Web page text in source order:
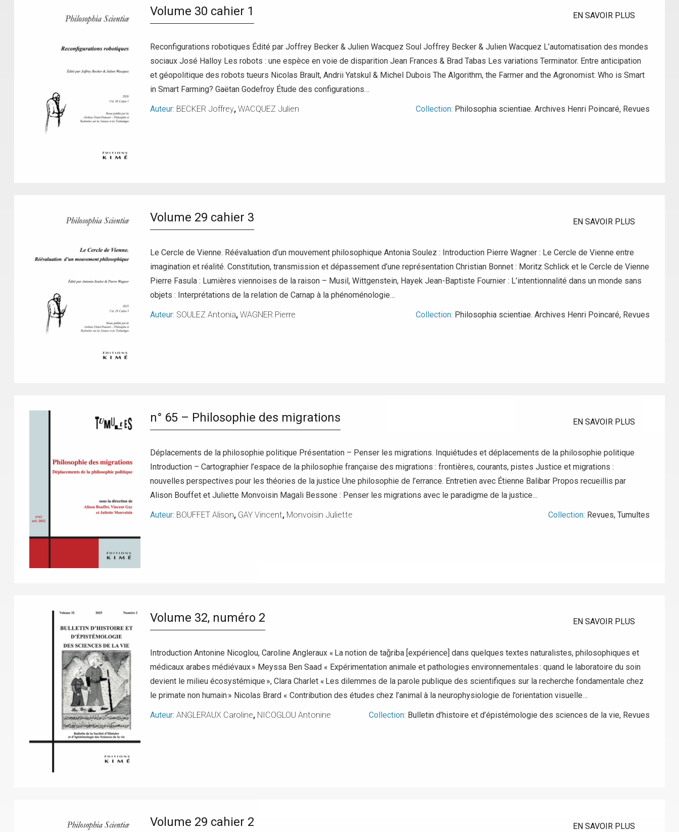
Volume 30 cahier 1 EN SAVOIR PLUS
Reconfigurations robotiques Édité par Joffrey Becker & Julien Wacquez Soul Joffrey Becker & Julien Wacquez L’automatisation des mondes
sociaux José Halloy Les robots : une espèce en voie de disparition Jean Frances & Brad Tabas Les variations Terminator. Entre anticipation
et géopolitique des robots tueurs Nicolas Brault, Andrii Yatskul & Michel Dubois The Algorithm, the Farmer and the Agronomist: Who is Smart
in Smart Farming? Gaëtan Godefroy Étude des configurations…
Auteur: BECKER Joffrey,WACQUEZ Julien Collection: Philosophia scientiae. Archives Henri Poincaré, Revues
Volume 29 cahier 3 EN SAVOIR PLUS
Le Cercle de Vienne. Réévaluation d’un mouvement philosophique Antonia Soulez : Introduction Pierre Wagner : Le Cercle de Vienne entre
imagination et réalité. Constitution, transmission et dépassement d’une représentation Christian Bonnet : Moritz Schlick et le Cercle de Vienne
Pierre Fasula : Lumières viennoises de la raison – Musil, Wittgenstein, Hayek Jean-Baptiste Fournier : L’intentionnalité dans un monde sans
objets : Interprétations de la relation de Carnap à la phénoménologie…
Auteur: SOULEZ Antonia,WAGNER Pierre Collection: Philosophia scientiae. Archives Henri Poincaré, Revues
n° 65 – Philosophie des migrations EN SAVOIR PLUS
Déplacements de la philosophie politique Présentation – Penser les migrations. Inquiétudes et déplacements de la philosophie politique
Introduction – Cartographier l’espace de la philosophie française des migrations : frontières, courants, pistes Justice et migrations :
nouvelles perspectives pour les théories de la justice Une philosophie de l’errance. Entretien avec Étienne Balibar Propos recueillis par
Alison Bouffet et Juliette Monvoisin Magali Bessone : Penser les migrations avec le paradigme de la justice…
Auteur: BOUFFET Alison, GAY Vincent, Monvoisin Juliette Collection: Revues, Tumultes
Volume 32, numéro 2 EN SAVOIR PLUS
Introduction Antonine Nicoglou, Caroline Angleraux « La notion de taǧriba [expérience] dans quelques textes naturalistes, philosophiques et
médicaux arabes médiévaux » Meyssa Ben Saad « Expérimentation animale et pathologies environnementales : quand le laboratoire du soin
devient le milieu écosystémique », Clara Charlet « Les dilemmes de la parole publique des scientifiques sur la recherche fondamentale chez
le primate non humain » Nicolas Brard « Contribution des études chez l’animal à la neurophysiologie de l’orientation visuelle…
Auteur:ANGLERAUX Caroline, NICOGLOU Antonine Collection: Bulletin d’histoire et d’épistémologie des sciences de la vie, Revues
Volume 29 cahier 2 EN SAVOIR PLUS